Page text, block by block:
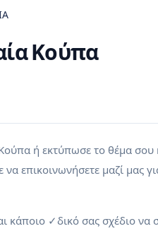
Κούπα
ή εκτύπωσε το θέμα σου
επικοινωνήσετε μαζί μας
κάποιο ✓δικό σας σχέδιο να